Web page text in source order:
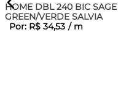
HOME DBL 240 BIC SAGE
GREEN/VERDE SALVIA
Por: R$ 34,53 / m